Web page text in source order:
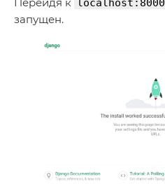
Перейдя к localhost:8000
запущен.